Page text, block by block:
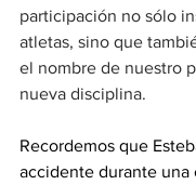
participación no sólo
atletas, sino que
el nombre de nuestro
nueva disciplina.
Recordemos que
accidente durante una